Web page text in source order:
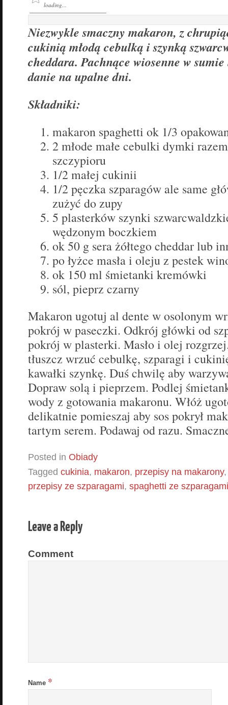
loading...
Niezwykle smaczny makaron, z
cukinią młodą cebulką i szynką
cheddara. Pachnące wiosenne w
danie na upalne dni.
Składniki:
makaron spaghetti ok 1/3
2 młode małe cebulki dymki
szczypioru
1/2 małej cukinii
1/2 pęczka szparagów ale same
zużyć do zupy
5 plasterków szynki
wędzonym boczkiem
ok 50 g sera żółtego cheddar lub
po łyżce masła i oleju z pestek
ok 150 ml śmietanki kremówki
sól, pieprz czarny
Makaron ugotuj al dente w osolonym
pokrój w paseczki. Odkrój główki od
pokrój w plasterki. Masło i olej
tłuszcz wrzuć cebulkę, szparagi i
kawałki szynkę. Duś chwilę aby
Dopraw solą i pieprzem. Podlej
wody z gotowania makaronu. Włóż
delikatnie pomieszaj aby sos pokrył
tartym serem. Podawaj od razu.
Posted in Obiady
Tagged cukinia, makaron, przepisy na makarony
przepisy ze szparagami, spaghetti ze szparagami
Leave a Reply
Comment
Name *